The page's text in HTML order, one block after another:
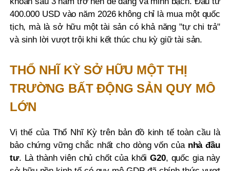
400.000 USD vào năm 2026 không chỉ là mua một quốc
tịch, mà là sở hữu một tài sản có khả năng "tự chi trả"
và sinh lời vượt trội khi kết thúc chu kỳ giữ tài sản.
THỔ NHĨ KỲ SỞ HỮU MỘT THỊ
TRƯỜNG BẤT ĐỘNG SẢN QUY MÔ
LỚN
Vị thế của Thổ Nhĩ Kỳ trên bản đồ kinh tế toàn cầu là
bảo chứng vững chắc nhất cho dòng vốn của nhà đầu
tư. Là thành viên chủ chốt của khốiG20, quốc gia này